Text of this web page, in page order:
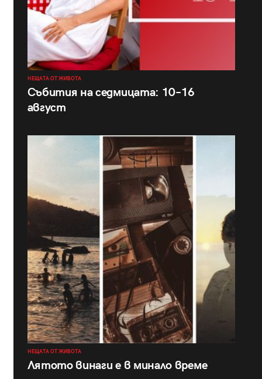
НЕЩАТА ОТ ЖИВОТА
Събития на седмицата: 10–16
август
НЕЩАТА ОТ ЖИВОТА
Лятото винаги е в минало време